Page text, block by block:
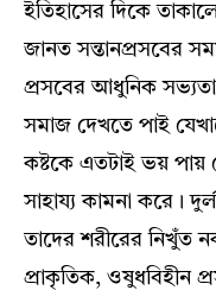
ইতিহাসের দিকে
জানত সন্তানপ্রসবের
প্রসবের আধুনিক
সমাজ দেখতে পাই
কষ্টকে এতটাই ভয় পায়
সাহায্য কামনা করে।
তাদের শরীরের নিখুঁত
প্রাকৃতিক, ওষুধবিহীন